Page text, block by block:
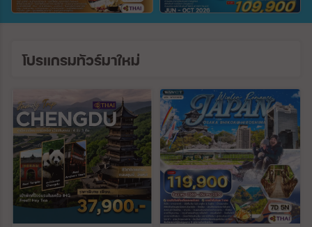
โปรแกรมทัวร์มาใหม่